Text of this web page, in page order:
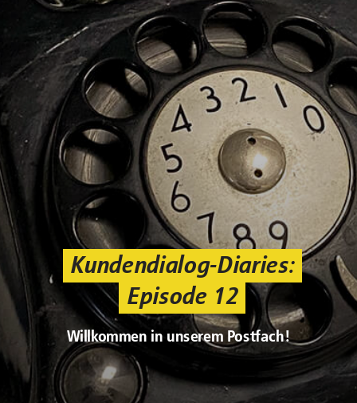
Kundendialog-Diaries:
Episode 12
Willkommen in unserem Postfach!